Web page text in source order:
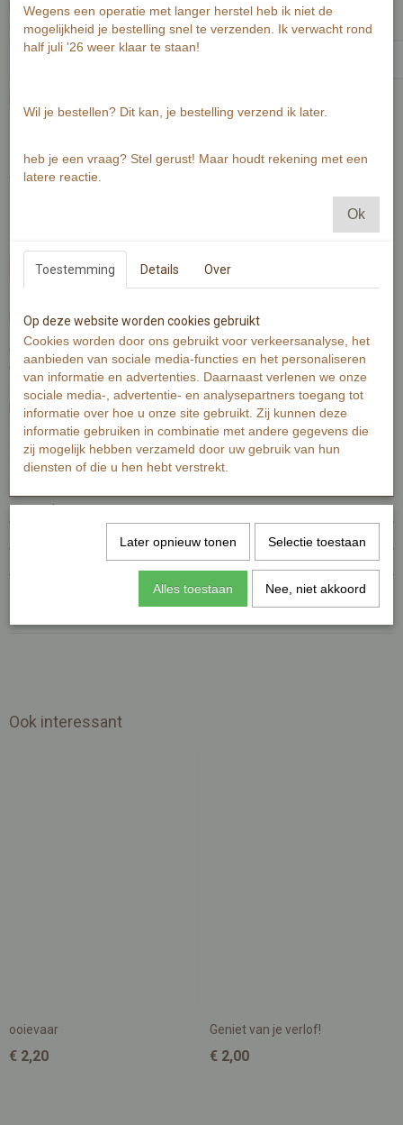
Handgeschreven tekst op achterzijde kaart (zwart fineliner) voor
ontvanger:-1-1
Aantal
In winkelwagen
In het gordijn, starend naar buiten in het raamkozijn.
Wenskaart is gedrukt op 320 grams warmwit papier.
Wenskaart bevat rechte hoeken.
De Illustratie is gemaakt met aquarelverf en zwarte inkt.
Specificaties
Productcode leverancier MI451
15 x 10 x 0 cm
Ook interessant
ooievaar
€ 2,20
Geniet van je verlof!
€ 2,00
Wegens een operatie met langer herstel heb ik niet de
mogelijkheid je bestelling snel te verzenden. Ik verwacht rond
half juli '26 weer klaar te staan!
Wil je bestellen? Dit kan, je bestelling verzend ik later.
heb je een vraag? Stel gerust! Maar houdt rekening met een
latere reactie.
Ok
Toestemming Details Over
Op deze website worden cookies gebruikt
Cookies worden door ons gebruikt voor verkeersanalyse, het
aanbieden van sociale media-functies en het personaliseren
van informatie en advertenties. Daarnaast verlenen we onze
sociale media-, advertentie- en analysepartners toegang tot
informatie over hoe u onze site gebruikt. Zij kunnen deze
informatie gebruiken in combinatie met andere gegevens die
zij mogelijk hebben verzameld door uw gebruik van hun
diensten of die u hen hebt verstrekt.
Later opnieuw tonen Selectie toestaan
Alles toestaan Nee, niet akkoord